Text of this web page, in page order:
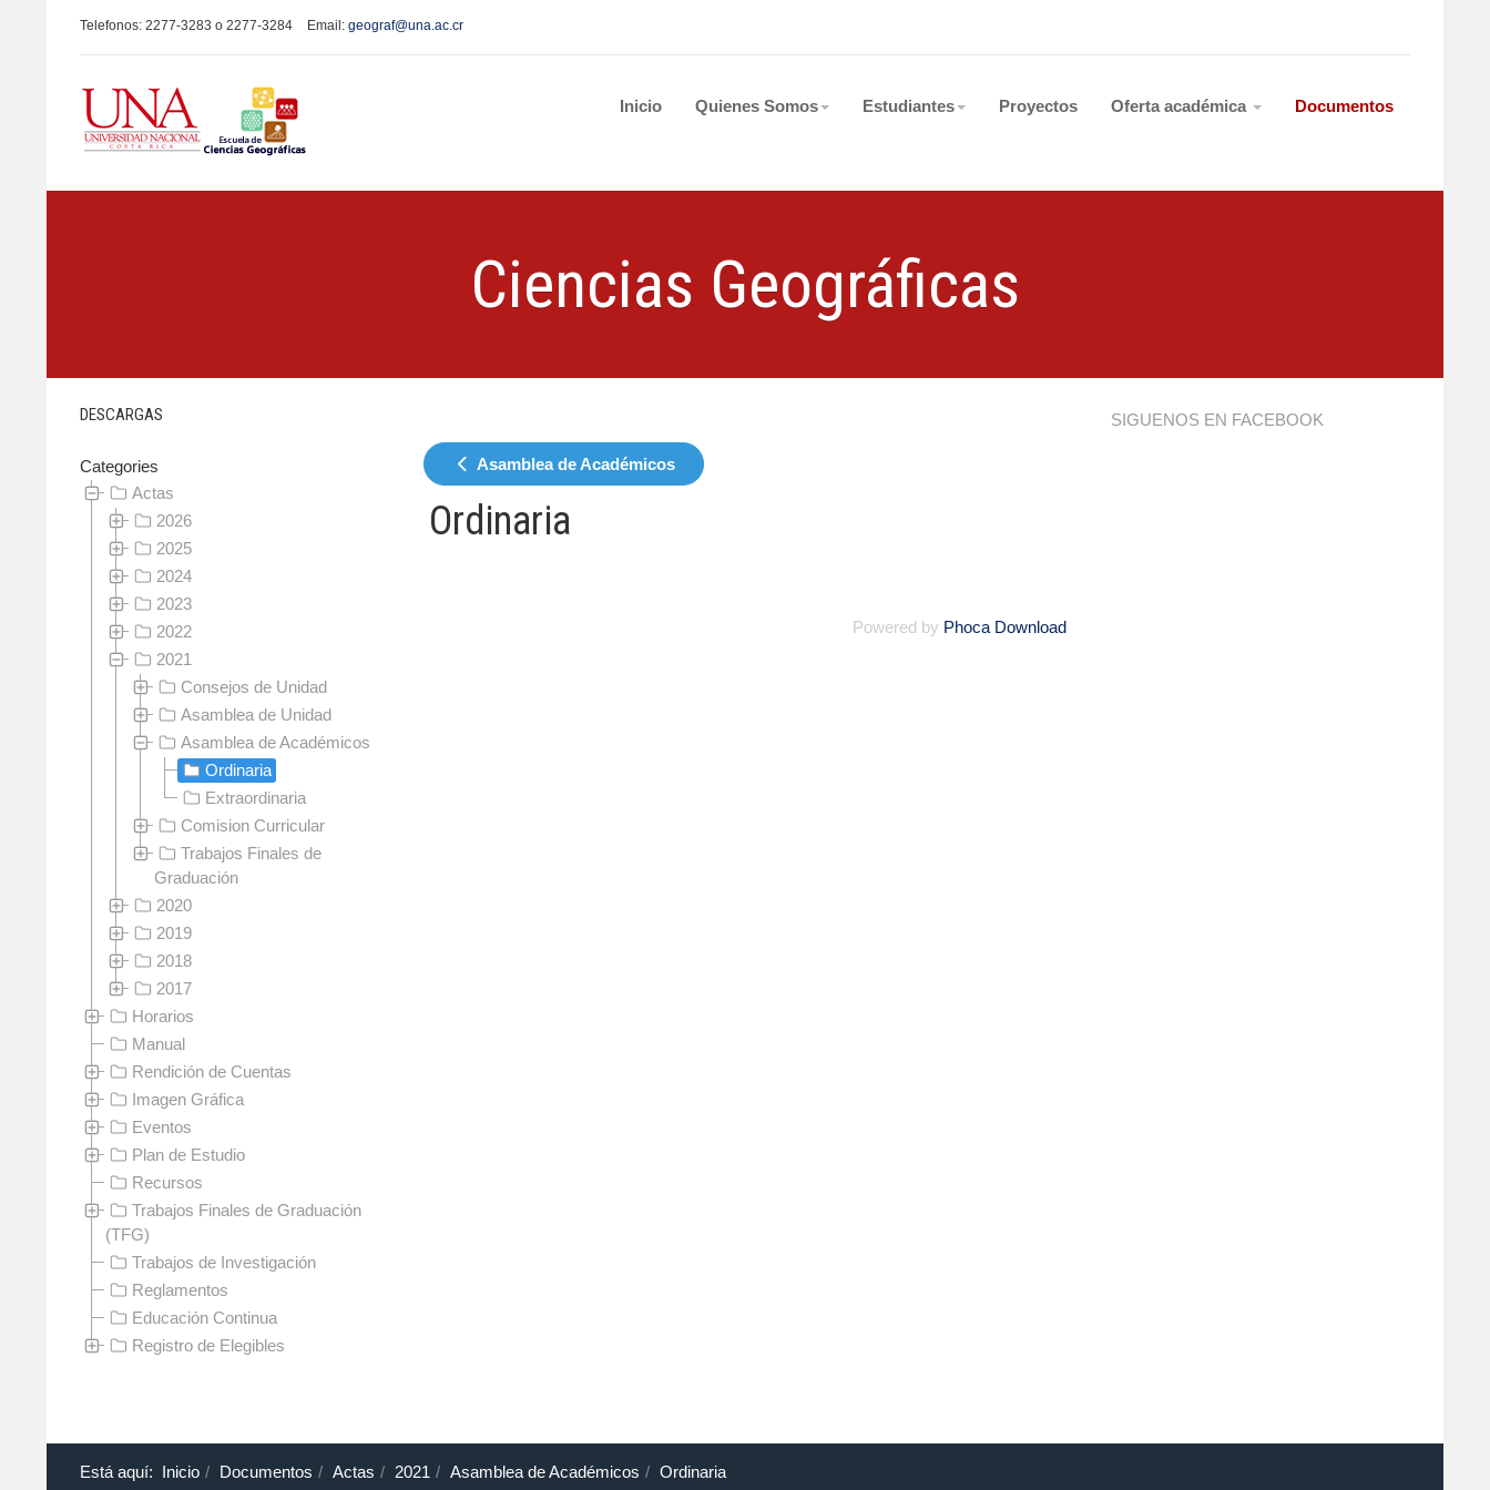
Telefonos: 2277-3283 o 2277-3284 Email: geograf@una.ac.cr
Inicio Quienes Somos Estudiantes Proyectos Oferta académica Documentos
Ciencias Geográficas
Asamblea de Académicos
Ordinaria
Powered by Phoca Download
DESCARGAS
Categories
Actas
2026
2025
2024
2023
2022
2021
Consejos de Unidad
Asamblea de Unidad
Asamblea de Académicos
Ordinaria
Extraordinaria
Comision Curricular
Trabajos Finales de
Graduación
2020
2019
2018
2017
Horarios
Manual
Rendición de Cuentas
Imagen Gráfica
Eventos
Plan de Estudio
Recursos
Trabajos Finales de Graduación
(TFG)
Trabajos de Investigación
Reglamentos
Educación Continua
Registro de Elegibles
SIGUENOS EN FACEBOOK
Está aquí: Inicio Documentos Actas 2021 Asamblea de Académicos Ordinaria